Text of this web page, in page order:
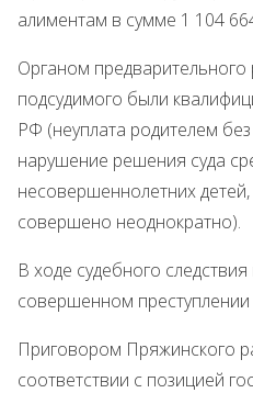
алиментам в сумме 1 104
Органом предварительного
подсудимого были
РФ (неуплата родителем
нарушение решения суда
несовершеннолетних
совершено неоднократно).
В ходе судебного
совершенном преступлении
Приговором Пряжинского
соответствии с позицией